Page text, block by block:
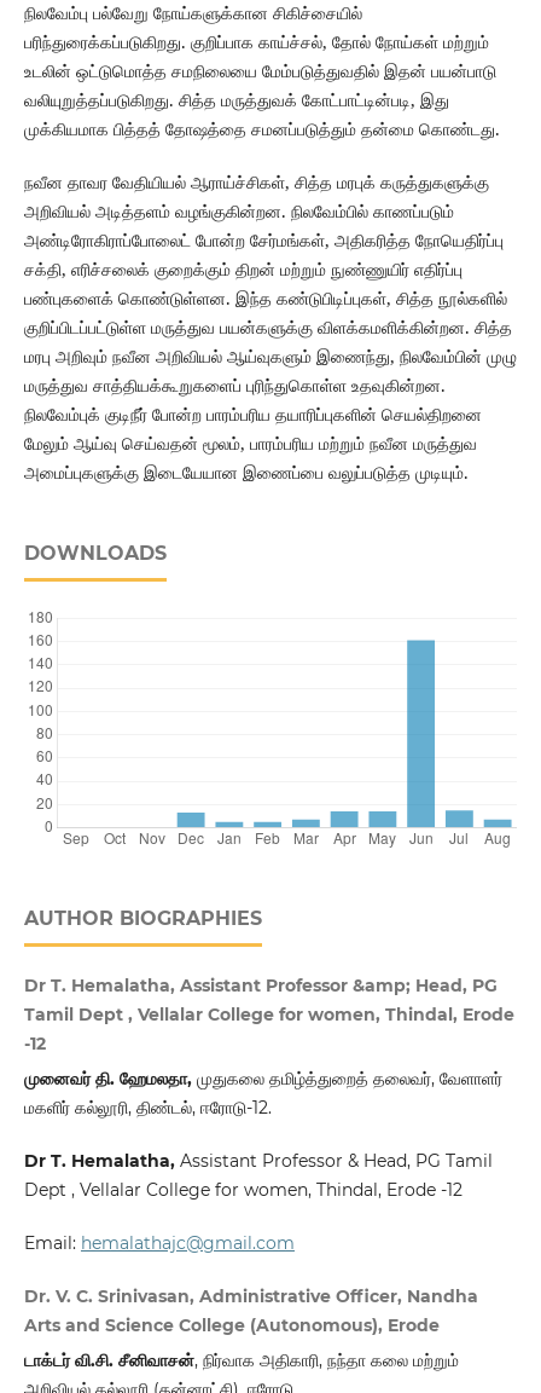
நிலவேம்பு பல்வேறு நோய்களுக்கான சிகிச்சையில்
பரிந்துரைக்கப்படுகிறது. குறிப்பாக காய்ச்சல், தோல் நோய்கள் மற்றும்
உடலின் ஒட்டுமொத்த சமநிலையை மேம்படுத்துவதில் இதன் பயன்பாடு
வலியுறுத்தப்படுகிறது. சித்த மருத்துவக் கோட்பாட்டின்படி, இது
முக்கியமாக பித்தத் தோஷத்தை சமனப்படுத்தும் தன்மை கொண்டது.
நவீன தாவர வேதியியல் ஆராய்ச்சிகள், சித்த மரபுக் கருத்துகளுக்கு
அறிவியல் அடித்தளம் வழங்குகின்றன. நிலவேம்பில் காணப்படும்
அண்டிரோகிராப்போலைட் போன்ற சேர்மங்கள், அதிகரித்த நோயெதிர்ப்பு
சக்தி, எரிச்சலைக் குறைக்கும் திறன் மற்றும் நுண்ணுயிர் எதிர்ப்பு
பண்புகளைக் கொண்டுள்ளன. இந்த கண்டுபிடிப்புகள், சித்த நூல்களில்
குறிப்பிடப்பட்டுள்ள மருத்துவ பயன்களுக்கு விளக்கமளிக்கின்றன. சித்த
மரபு அறிவும் நவீன அறிவியல் ஆய்வுகளும் இணைந்து, நிலவேம்பின் முழு
மருத்துவ சாத்தியக்கூறுகளைப் புரிந்துகொள்ள உதவுகின்றன.
நிலவேம்புக் குடிநீர் போன்ற பாரம்பரிய தயாரிப்புகளின் செயல்திறனை
மேலும் ஆய்வு செய்வதன் மூலம், பாரம்பரிய மற்றும் நவீன மருத்துவ
அமைப்புகளுக்கு இடையேயான இணைப்பை வலுப்படுத்த முடியும்.
DOWNLOADS
AUTHOR BIOGRAPHIES
Dr T. Hemalatha, Assistant Professor &amp; Head, PG
Tamil Dept , Vellalar College for women, Thindal, Erode
-12
முனைவர் தி. ஹேமலதா, முதுகலை தமிழ்த்துறைத் தலைவர், வேளாளர்
மகளிர் கல்லூரி, திண்டல், ஈரோடு-12.
Dr T. Hemalatha, Assistant Professor & Head, PG Tamil
Dept , Vellalar College for women, Thindal, Erode -12
Email: hemalathajc@gmail.com
Dr. V. C. Srinivasan, Administrative Officer, Nandha
Arts and Science College (Autonomous), Erode
டாக்டர் வி.சி. சீனிவாசன், நிர்வாக அதிகாரி, நந்தா கலை மற்றும்